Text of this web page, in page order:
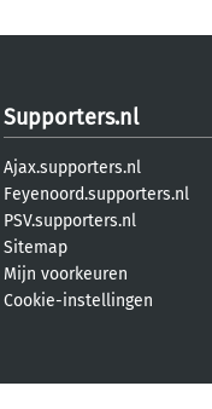
Supporters.nl
Ajax.supporters.nl
Feyenoord.supporters.nl
PSV.supporters.nl
Sitemap
Mijn voorkeuren
Cookie-instellingen